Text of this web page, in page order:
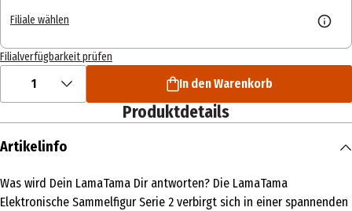
Filiale wählen
Filialverfügbarkeit prüfen
1 In den Warenkorb
Produktdetails
Artikelinfo
Was wird Dein LamaTama Dir antworten? Die LamaTama
Elektronische Sammelfigur Serie 2 verbirgt sich in einer spannenden